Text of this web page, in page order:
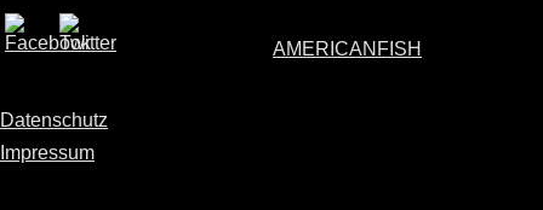
AMERICANFISH
Datenschutz
Impressum